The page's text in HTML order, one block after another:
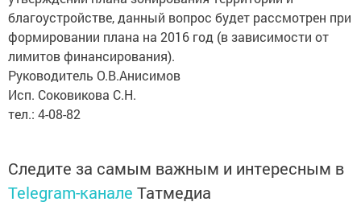
благоустройстве, данный вопрос будет рассмотрен при
формировании плана на 2016 год (в зависимости от
лимитов финансирования).
Руководитель О.В.Анисимов
Исп. Соковикова С.Н.
тел.: 4-08-82
Следите за самым важным и интересным в
Telegram-канале Татмедиа